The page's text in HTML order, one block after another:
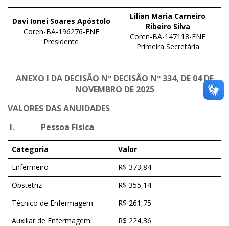
Davi Ionei Soares Apóstolo
Coren-BA-196276-ENF
Presidente
Lilian Maria Carneiro
Ribeiro Silva
Coren-BA-147118-ENF
Primeira Secretária
ANEXO I DA DECISÃO Nº DECISÃO Nº 334, DE 04 DE
NOVEMBRO DE 2025
VALORES DAS ANUIDADES
I. Pessoa Física:
Categoria
Valor
Enfermeiro
R$ 373,84
Obstetriz
R$ 355,14
Técnico de Enfermagem
R$ 261,75
Auxiliar de Enfermagem
R$ 224,36